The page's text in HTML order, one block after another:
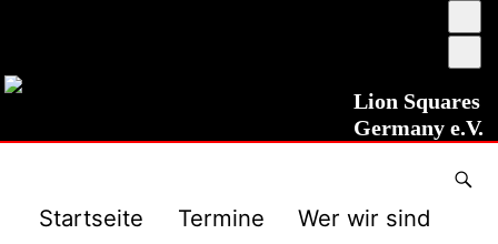
Lion Squares
Germany e.V.
Startseite Termine
Wer wir sind